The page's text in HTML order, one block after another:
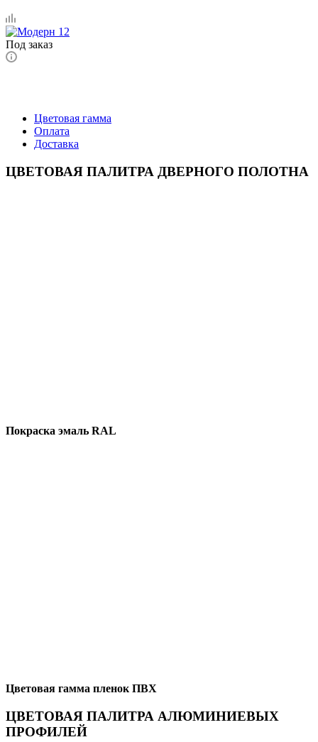
Под заказ
Цветовая гамма
Оплата
Доставка
ЦВЕТОВАЯ ПАЛИТРА ДВЕРНОГО ПОЛОТНА
Покраска эмаль RAL
Цветовая гамма пленок ПВХ
ЦВЕТОВАЯ ПАЛИТРА АЛЮМИНИЕВЫХ
ПРОФИЛЕЙ